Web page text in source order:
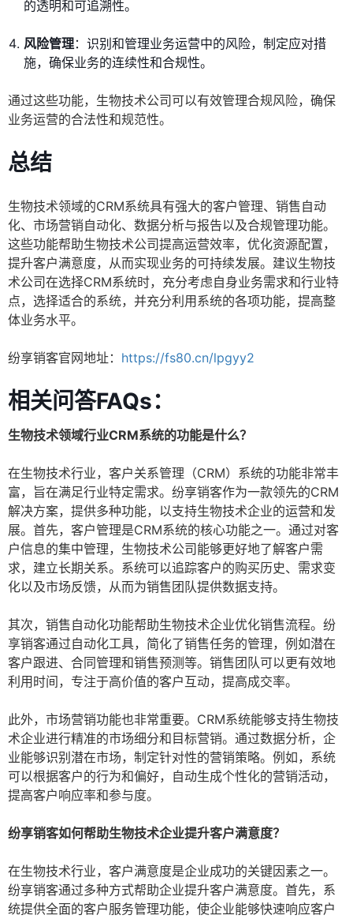
的透明和可追溯性。
风险管理：识别和管理业务运营中的风险，制定应对措
施，确保业务的连续性和合规性。
通过这些功能，生物技术公司可以有效管理合规风险，确保
业务运营的合法性和规范性。
总结
生物技术领域的CRM系统具有强大的客户管理、销售自动
化、市场营销自动化、数据分析与报告以及合规管理功能。
这些功能帮助生物技术公司提高运营效率，优化资源配置，
提升客户满意度，从而实现业务的可持续发展。建议生物技
术公司在选择CRM系统时，充分考虑自身业务需求和行业特
点，选择适合的系统，并充分利用系统的各项功能，提高整
体业务水平。
纷享销客官网地址： https://fs80.cn/lpgyy2
相关问答FAQs：
生物技术领域行业CRM系统的功能是什么？
在生物技术行业，客户关系管理（CRM）系统的功能非常丰
富，旨在满足行业特定需求。纷享销客作为一款领先的CRM
解决方案，提供多种功能，以支持生物技术企业的运营和发
展。首先，客户管理是CRM系统的核心功能之一。通过对客
户信息的集中管理，生物技术公司能够更好地了解客户需
求，建立长期关系。系统可以追踪客户的购买历史、需求变
化以及市场反馈，从而为销售团队提供数据支持。
其次，销售自动化功能帮助生物技术企业优化销售流程。纷
享销客通过自动化工具，简化了销售任务的管理，例如潜在
客户跟进、合同管理和销售预测等。销售团队可以更有效地
利用时间，专注于高价值的客户互动，提高成交率。
此外，市场营销功能也非常重要。CRM系统能够支持生物技
术企业进行精准的市场细分和目标营销。通过数据分析，企
业能够识别潜在市场，制定针对性的营销策略。例如，系统
可以根据客户的行为和偏好，自动生成个性化的营销活动，
提高客户响应率和参与度。
纷享销客如何帮助生物技术企业提升客户满意度？
在生物技术行业，客户满意度是企业成功的关键因素之一。
纷享销客通过多种方式帮助企业提升客户满意度。首先，系
统提供全面的客户服务管理功能，使企业能够快速响应客户